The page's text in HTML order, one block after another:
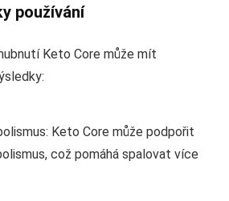
používání
Keto Core může mít
Keto Core může podpořit
což pomáhá spalovat více